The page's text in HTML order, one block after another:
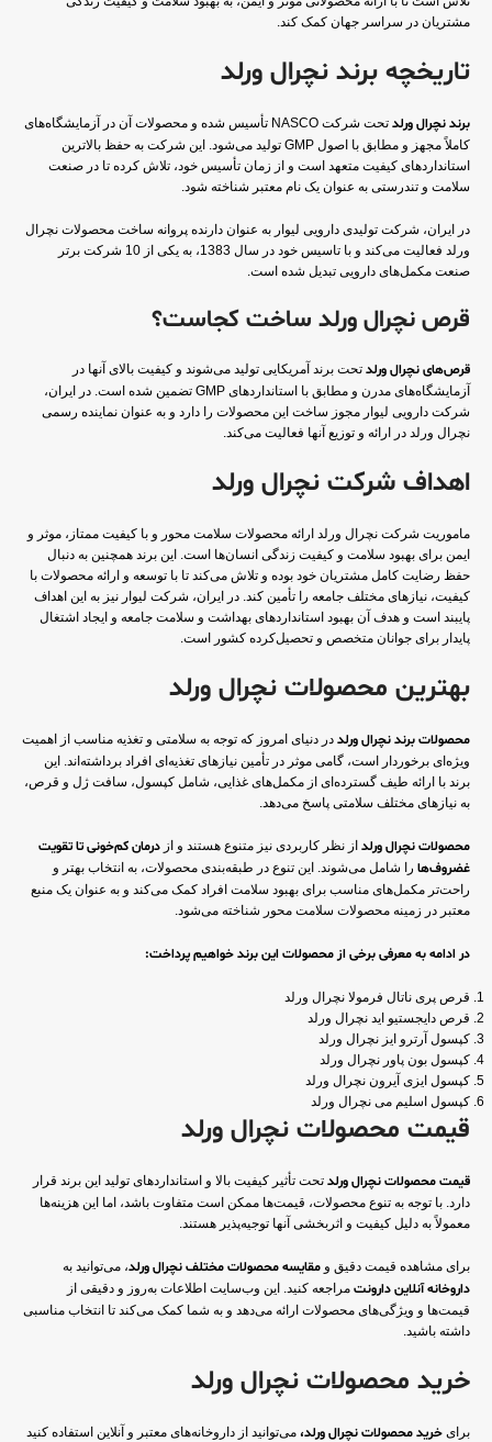
مشتریان در سراسر جهان کمک کند.
تاریخچه برند نچرال ورلد
برند نچرال ورلد
تحت شرکت NASCO تأسیس شده و محصولات آن در آزمایشگاه‌های
کاملاً مجهز و مطابق با اصول GMP تولید می‌شود. این شرکت به حفظ بالاترین
استانداردهای کیفیت متعهد است و از زمان تأسیس خود، تلاش کرده تا در صنعت
سلامت و تندرستی به عنوان یک نام معتبر شناخته شود.
در ایران، شرکت تولیدی دارویی لیوار به عنوان دارنده پروانه ساخت محصولات نچرال
ورلد فعالیت می‌کند و با تاسیس خود در سال 1383، به یکی از 10 شرکت برتر
صنعت مکمل‌های دارویی تبدیل شده است.
قرص نچرال ورلد ساخت کجاست؟
قرص‌های نچرال ورلد تحت برند آمریکایی تولید می‌شوند و کیفیت بالای آنها در
آزمایشگاه‌های مدرن و مطابق با استانداردهای GMP تضمین شده است. در ایران،
شرکت دارویی لیوار مجوز ساخت این محصولات را دارد و به عنوان نماینده رسمی
نچرال ورلد در ارائه و توزیع آنها فعالیت می‌کند.
اهداف شرکت نچرال ورلد
ماموریت شرکت نچرال ورلد ارائه محصولات سلامت محور و با کیفیت ممتاز، موثر و
ایمن برای بهبود سلامت و کیفیت زندگی انسان‌ها است. این برند همچنین به دنبال
حفظ رضایت کامل مشتریان خود بوده و تلاش می‌کند تا با توسعه و ارائه محصولات با
کیفیت، نیازهای مختلف جامعه را تأمین کند. در ایران، شرکت لیوار نیز به این اهداف
پایبند است و هدف آن بهبود استانداردهای بهداشت و سلامت جامعه و ایجاد اشتغال
پایدار برای جوانان متخصص و تحصیل‌کرده کشور است.
بهترین محصولات نچرال ورلد
محصولات برند نچرال ورلد در دنیای امروز که توجه به سلامتی و تغذیه مناسب از اهمیت
ویژه‌ای برخوردار است، گامی موثر در تأمین نیازهای تغذیه‌ای افراد برداشته‌اند. این
برند با ارائه طیف گسترده‌ای از مکمل‌های غذایی، شامل کپسول، سافت ژل و قرص،
به نیازهای مختلف سلامتی پاسخ می‌دهد.
محصولات نچرال ورلد از نظر کاربردی نیز متنوع هستند و از درمان کم‌خونی تا تقویت
غضروف‌ها را شامل می‌شوند. این تنوع در طبقه‌بندی محصولات، به انتخاب بهتر و
راحت‌تر مکمل‌های مناسب برای بهبود سلامت افراد کمک می‌کند و به عنوان یک منبع
معتبر در زمینه محصولات سلامت محور شناخته می‌شود.
در ادامه به معرفی برخی از محصولات این برند خواهیم پرداخت:
قرص پری ناتال فرمولا نچرال ورلد
قرص دایجستیو اید نچرال ورلد
کپسول آرترو ایز نچرال ورلد
کپسول بون پاور نچرال ورلد
کپسول ایزی آیرون نچرال ورلد
کپسول اسلیم می نچرال ورلد
قیمت محصولات نچرال ورلد
قیمت محصولات نچرال ورلد تحت تأثیر کیفیت بالا و استانداردهای تولید این برند قرار
دارد. با توجه به تنوع محصولات، قیمت‌ها ممکن است متفاوت باشد، اما این هزینه‌ها
معمولاً به دلیل کیفیت و اثربخشی آنها توجیه‌پذیر هستند.
برای مشاهده قیمت دقیق و مقایسه محصولات مختلف نچرال ورلد، می‌توانید به
داروخانه آنلاین دارونت مراجعه کنید. این وب‌سایت اطلاعات به‌روز و دقیقی از
قیمت‌ها و ویژگی‌های محصولات ارائه می‌دهد و به شما کمک می‌کند تا انتخاب مناسبی
داشته باشید.
خرید محصولات نچرال ورلد
برای خرید محصولات نچرال ورلد، می‌توانید از داروخانه‌های معتبر و آنلاین استفاده کنید